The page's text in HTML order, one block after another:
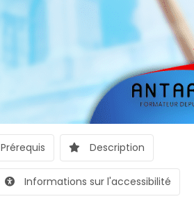
Prérequis Description
Informations sur l'accessibilité